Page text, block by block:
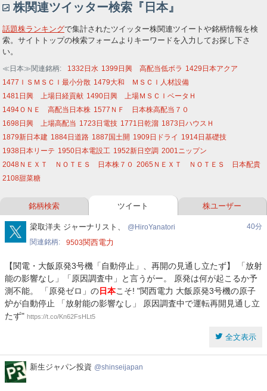
イ
ー
ト
ェ
ア
ッ
ク
マ
ー
ク
株関連ツイッター検索『日本』
話題株ランキングで集計されたツイッター株関連ツイートや銘柄情報を検
索。サイトトップの検索フォームよりキーワードを入力してお探し下さ
い。
≪日本≫関連銘柄 1332 日水 1399 日興 高配当低ボラ 1429 日本アクア
1477 ＩＳＭＳＣＩ最小分散 1479大和 ＭＳＣＩ人材設備
1481 日興 上場日経貢献 1490日興 上場ＭＳＣＩベータＨ
1494ＯＮＥ 高配当日本株 1577 ＮＦ 日本株高配当７０
1698日興 上場高配当 1723 日電技 1771 日乾溜 1873 日ハウスＨ
1879新日本建 1884日道路 1887 国土開 1909 日ドライ 1914日基礎技
1938日本リーテ 1950日本電設工 1952新日空調 2001ニップン
2048 ＮＥＸＴ ＮＯＴＥＳ 日本株７０ 2065 ＮＥＸＴ ＮＯＴＥＳ 日本配貴
2108甜菜糖
銘柄検索 ツイート 株ユーザー
HiroYanatori
梁取洋夫 ジャーナリスト、 HiroYanatori
40分
関連銘柄
9503関西電力
【関電・大飯原発3号機「自動停止」、再開の見通し立たず】 「放射
能の影響なし」「原因調査中」と言うがー。 原発は何が起こるか予
測不能。 「原発ゼロ」の日本こそ! "関西電力 大飯原発3号機の原子
炉が自動停止 「放射能の影響なし」 原因調査中で運転再開見通し立
たず" https://t.co/Kn62FsHLt5
全文表示
新
新生ジャパン投資 shinseijapan